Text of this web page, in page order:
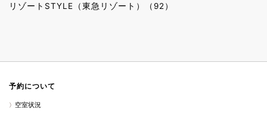
リゾートSTYLE（東急リゾート）（92）
予約について
空室状況